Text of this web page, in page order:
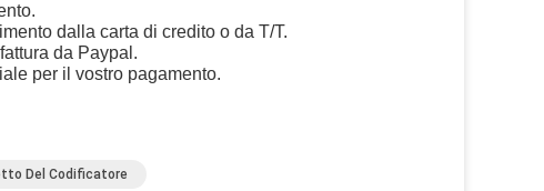
dalla carta di credito o da T/T.
da Paypal.
per il vostro pagamento.
Del Codificatore